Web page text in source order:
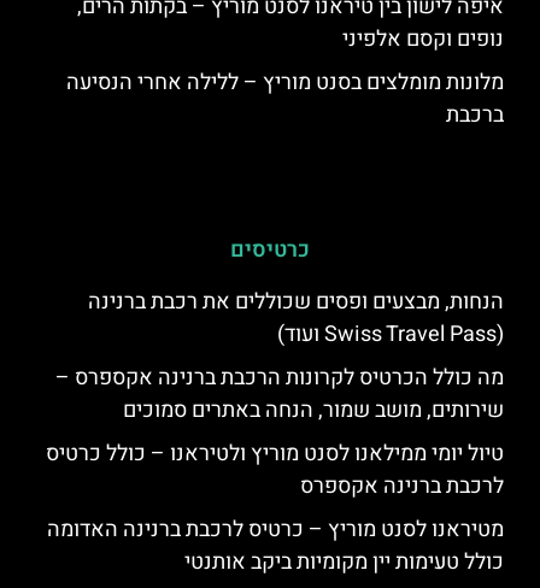
איפה לישון בין טיראנו לסנט מוריץ – בקתות הרים,
נופים וקסם אלפיני
מלונות מומלצים בסנט מוריץ – ללילה אחרי הנסיעה
ברכבת
כרטיסים
הנחות, מבצעים ופסים שכוללים את רכבת ברנינה
(Swiss Travel Pass ועוד)
מה כולל הכרטיס לקרונות הרכבת ברנינה אקספרס –
שירותים, מושב שמור, הנחה באתרים סמוכים
טיול יומי ממילאנו לסנט מוריץ ולטיראנו – כולל כרטיס
לרכבת ברנינה אקספרס
מטיראנו לסנט מוריץ – כרטיס לרכבת ברנינה האדומה
כולל טעימות יין מקומיות ביקב אותנטי